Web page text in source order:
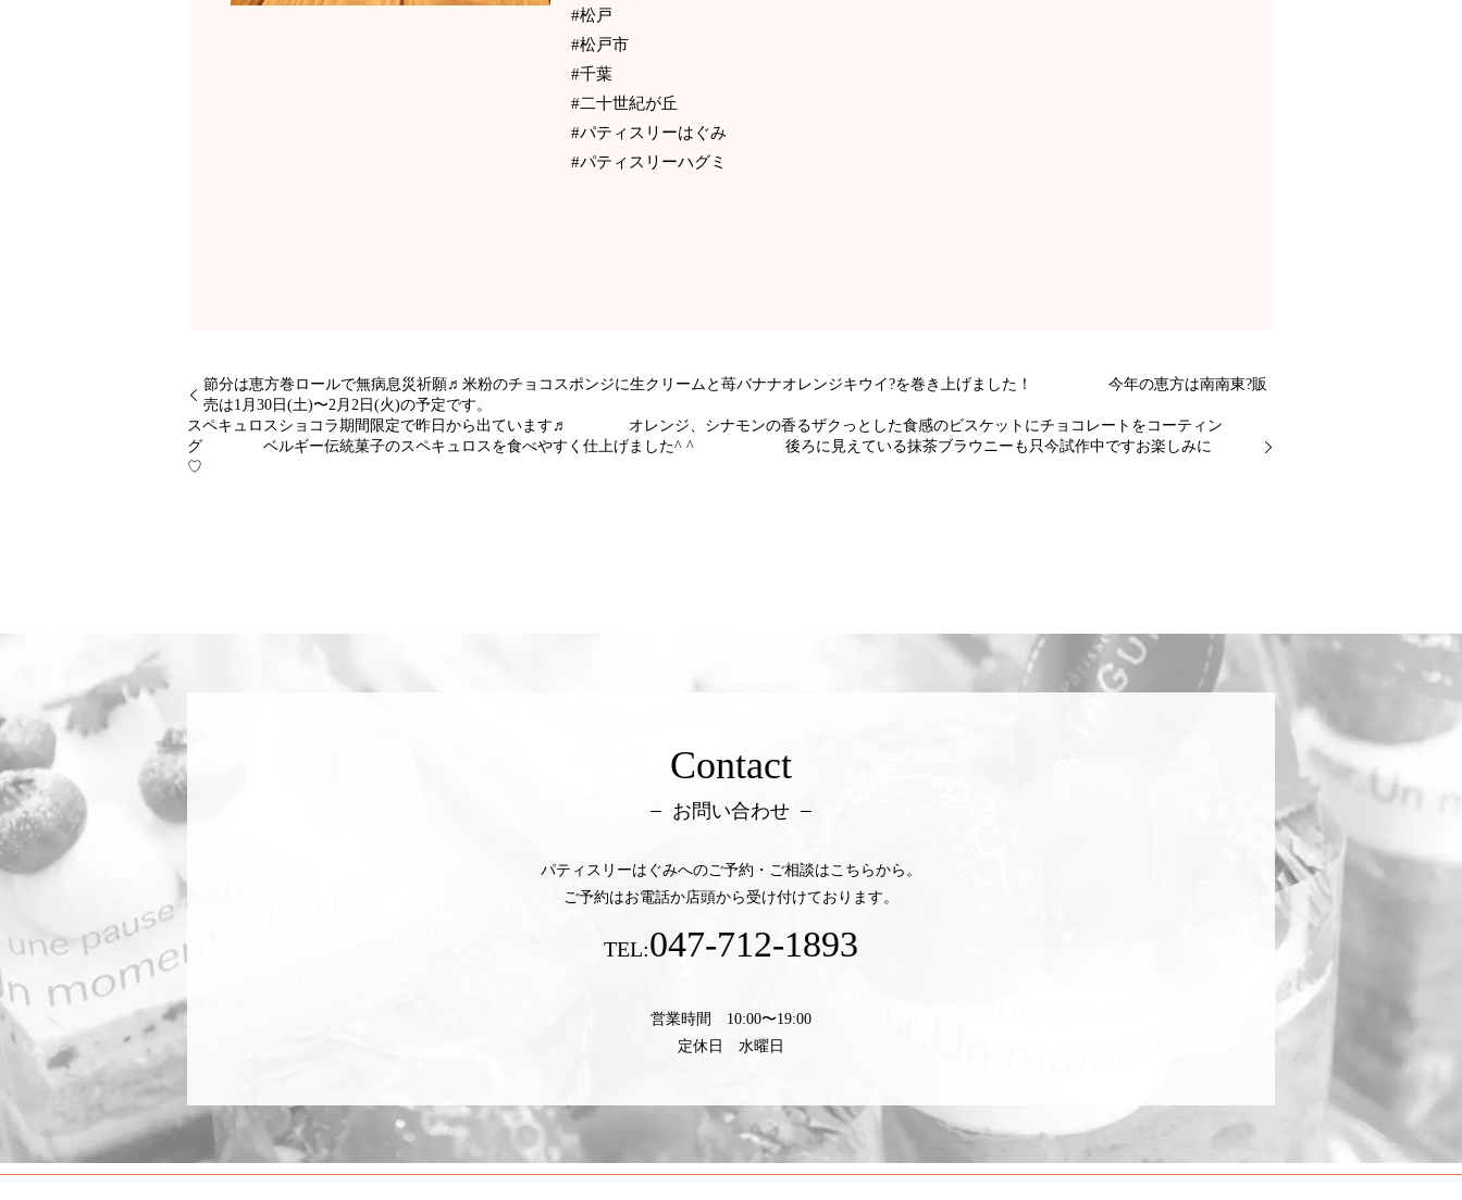
#松戸
#松戸市
#千葉
#二十世紀が丘
#パティスリーはぐみ
#パティスリーハグミ
節分は恵方巻ロールで無病息災祈願♬米粉のチョコスポンジに生クリームと苺バナナオレンジキウイ?を巻き上げました！ 今年の恵方は南南東?販
売は1月30日(土)〜2月2日(火)の予定です。
スペキュロスショコラ期間限定で昨日から出ています♬ オレンジ、シナモンの香るザクっとした食感のビスケットにチョコレートをコーティン
グ ベルギー伝統菓子のスペキュロスを食べやすく仕上げました^ ^ 後ろに見えている抹茶ブラウニーも只今試作中ですお楽しみに
♡
Contact
お問い合わせ
パティスリーはぐみへのご予約・ご相談はこちらから。
ご予約はお電話か店頭から受け付けております。
TEL:047-712-1893
営業時間 10:00〜19:00
定休日 水曜日